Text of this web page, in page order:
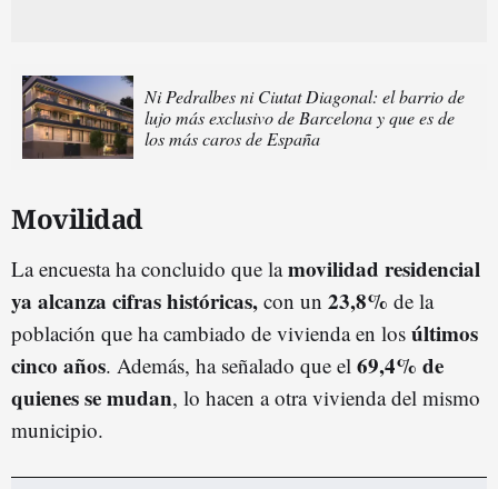
Ni Pedralbes ni Ciutat Diagonal: el barrio de
lujo más exclusivo de Barcelona y que es de
los más caros de España
Movilidad
La encuesta ha concluido que lamovilidad residencial
ya alcanza cifras históricas, con un 23,8% de la
población que ha cambiado de vivienda en los últimos
cinco años. Además, ha señalado que el 69,4% de
quienes se mudan, lo hacen a otra vivienda del mismo
municipio.